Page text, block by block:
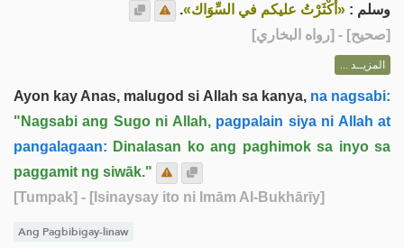
وسلم : «أكْثَرْتُ عليكم في السِّوَاك».
[صحيح] - [رواه البخاري]
المزيــد ...
Ayon kay Anas, malugod si Allah sa kanya,na nagsabi:
"Nagsabi ang Sugo ni Allah,pagpalain siya ni Allah at
pangalagaan: Dinalasan ko ang paghimok sa inyo sa
paggamit ng siwāk."
[Tumpak] - [Isinaysay ito ni Imām Al-Bukhārīy]
Ang Pagbibigay-linaw